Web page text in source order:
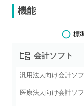
機能
標
会計ソフト
汎用法人向け会計ソフ
医療法人向け会計ソフ